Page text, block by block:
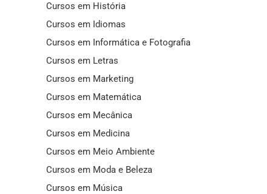
Cursos em História
Cursos em Idiomas
Cursos em Informática e Fotografia
Cursos em Letras
Cursos em Marketing
Cursos em Matemática
Cursos em Mecânica
Cursos em Medicina
Cursos em Meio Ambiente
Cursos em Moda e Beleza
Cursos em Música